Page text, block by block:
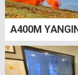
A400M